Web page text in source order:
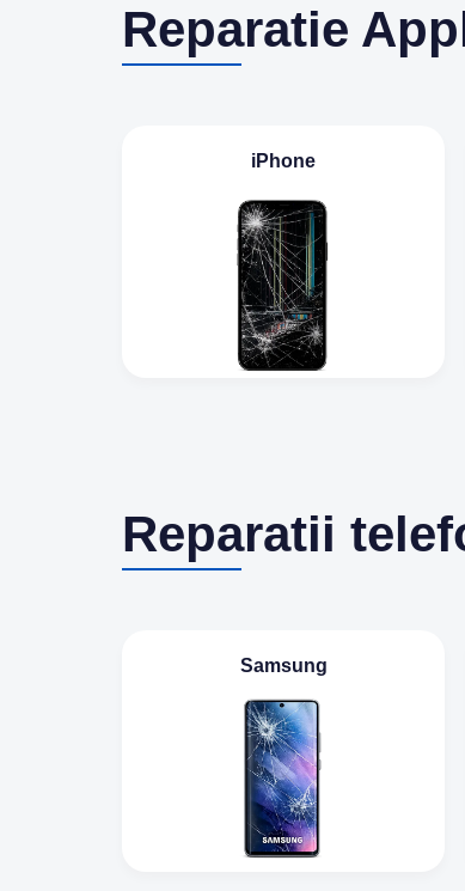
Reparatie
iPhone
Reparatii
Samsung